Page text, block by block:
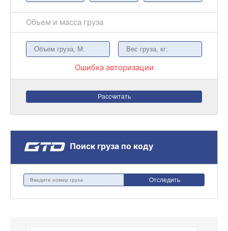
Объем и масса груза
Ошибка авторизации
Рассчитать
Поиск груза по коду
Отследить